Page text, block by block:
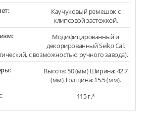
Каучуковый ремешок с
клипсовой застежкой.
Модифицированный и
декорированный Seiko Cal.
с возможностью ручного завода).
Высота: 50 (мм) Ширина: 42.7
(мм) Толщина: 15.5 (мм).
115 г.*